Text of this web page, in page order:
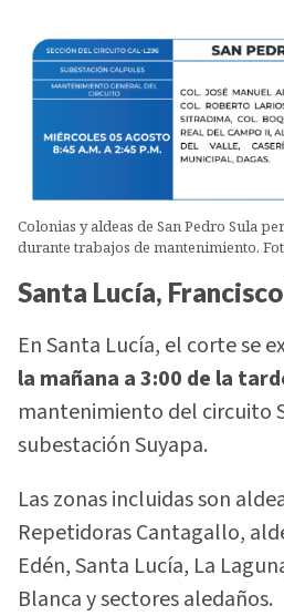
Colonias y aldeas de San Pedro Sula
durante trabajos de mantenimiento.
Santa Lucía,
En Santa Lucía, el corte se
la mañana a 3:00 de la
mantenimiento del circuito
subestación Suyapa.
Las zonas incluidas son
Repetidoras Cantagallo,
Edén, Santa Lucía, La
Blanca y sectores aledaños.